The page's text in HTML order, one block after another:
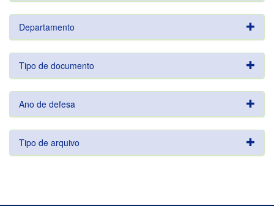
Departamento
Tipo de documento
Ano de defesa
Tipo de arquivo